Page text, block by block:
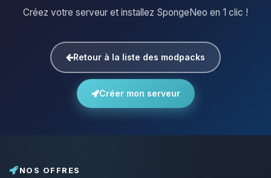
Créez votre serveur et installez SpongeNeo en 1 clic !
Retour à la liste des modpacks
Créer mon serveur
NOS OFFRES